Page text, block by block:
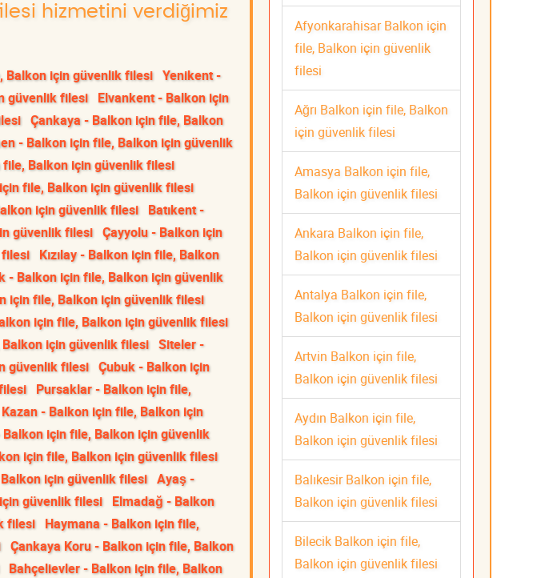
hizmetini verdiğimiz
Balkon için güvenlik filesi Yenikent -
güvenlik filesi Elvankent - Balkon için
Çankaya - Balkon için file, Balkon
- Balkon için file, Balkon için güvenlik
file, Balkon için güvenlik filesi
file, Balkon için güvenlik filesi
için güvenlik filesi Batıkent -
güvenlik filesi Çayyolu - Balkon için
filesi Kızılay - Balkon için file, Balkon
- Balkon için file, Balkon için güvenlik
için file, Balkon için güvenlik filesi
için file, Balkon için güvenlik filesi
için güvenlik filesi Siteler -
güvenlik filesi Çubuk - Balkon için
Pursaklar - Balkon için file,
Kazan - Balkon için file, Balkon için
Balkon için file, Balkon için güvenlik
için file, Balkon için güvenlik filesi
için güvenlik filesi Ayaş -
güvenlik filesi Elmadağ - Balkon
filesi Haymana - Balkon için file,
Çankaya Koru - Balkon için file, Balkon
Bahçelievler - Balkon için file, Balkon
Afyonkarahisar Balkon için
file, Balkon için güvenlik
filesi
Ağrı Balkon için file, Balkon
için güvenlik filesi
Amasya Balkon için file,
Balkon için güvenlik filesi
Ankara Balkon için file,
Balkon için güvenlik filesi
Antalya Balkon için file,
Balkon için güvenlik filesi
Artvin Balkon için file,
Balkon için güvenlik filesi
Aydın Balkon için file,
Balkon için güvenlik filesi
Balıkesir Balkon için file,
Balkon için güvenlik filesi
Bilecik Balkon için file,
Balkon için güvenlik filesi